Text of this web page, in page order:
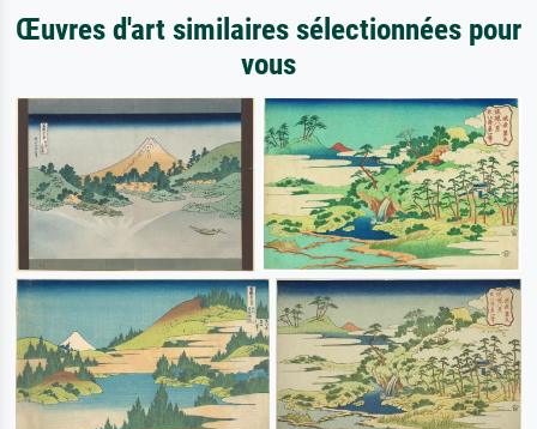
Œuvres d'art similaires sélectionnées pour
vous